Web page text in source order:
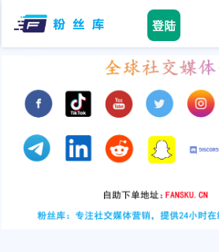
登陆
首页
tiktok
youtube
instagram